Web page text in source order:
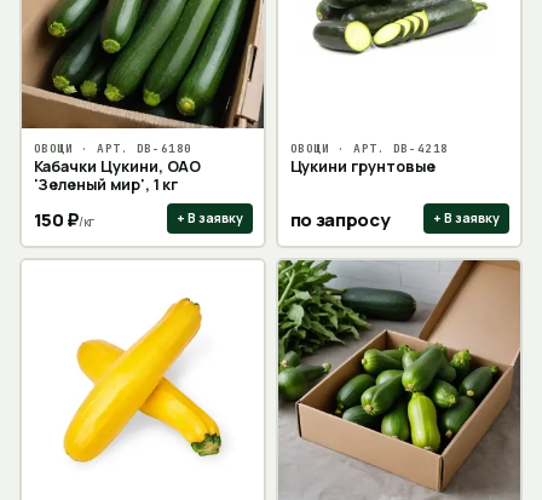
ОВОЩИ · АРТ. DB-6180
Кабачки Цукини, ОАО
'Зеленый мир', 1 кг
150₽/кг + В заявку
ОВОЩИ · АРТ. DB-4218
Цукини грунтовые
по запросу + В заявку